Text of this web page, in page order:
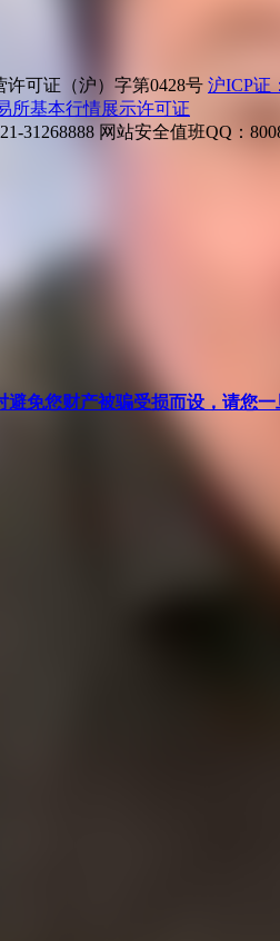
许可证（沪）字第0428号 沪ICP证
所基本行情展示许可证
31268888 网站安全值班QQ：
免您财产被骗受损而设，请您一